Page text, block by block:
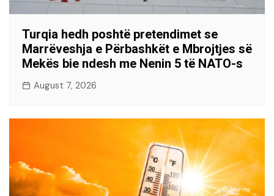
Turqia hedh poshtë pretendimet se
Marrëveshja e Përbashkët e Mbrojtjes së
Mekës bie ndesh me Nenin 5 të NATO-s
August 7, 2026